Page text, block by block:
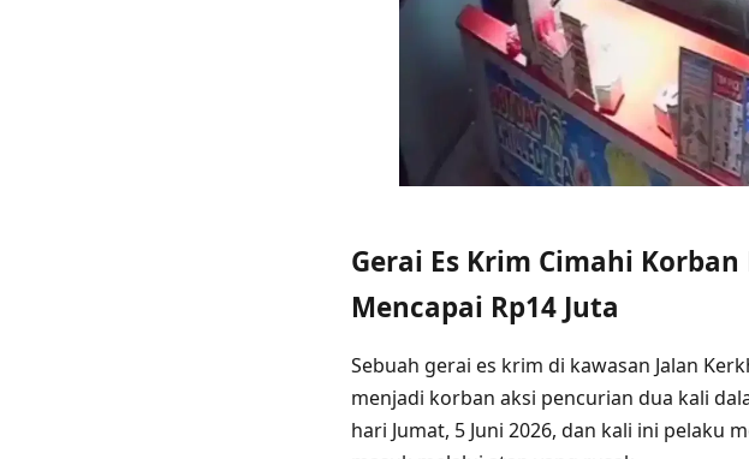
Gerai Es Krim Cimahi
Mencapai Rp14 Juta
Sebuah gerai es krim di kawasan Jalan
menjadi korban aksi pencurian dua kali
hari Jumat, 5 Juni 2026, dan kali ini pelaku